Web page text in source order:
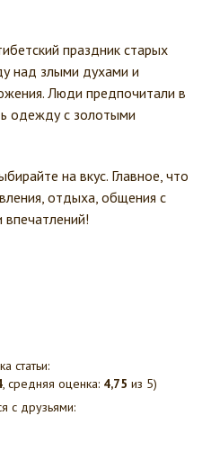
праздник старых
над злыми духами и
Люди предпочитали в
одежду с золотыми
на вкус. Главное, что
отдыха, общения с
впечатлений!
статьи:
, средняя оценка: 4,75 из 5)
с друзьями: